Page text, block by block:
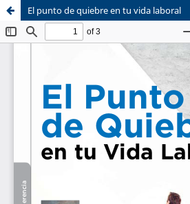
Sistema de
Bibliotecas
Centro de Negocios
CENTRUM
El punto de quiebre en tu vida laboral